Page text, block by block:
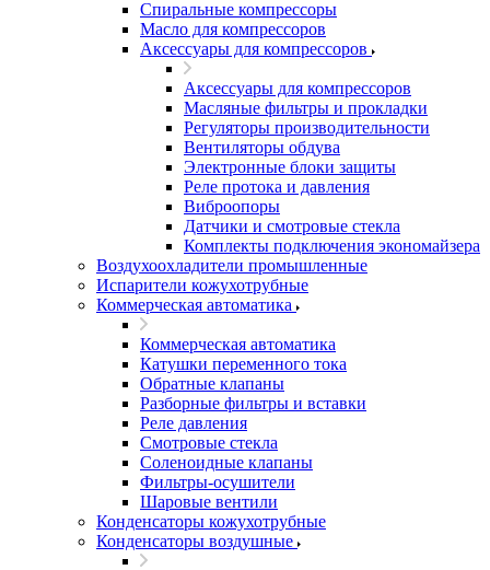
Спиральные компрессоры
Масло для компрессоров
Аксессуары для компрессоров
Аксессуары для компрессоров
Масляные фильтры и прокладки
Регуляторы производительности
Вентиляторы обдува
Электронные блоки защиты
Реле протока и давления
Виброопоры
Датчики и смотровые стекла
Комплекты подключения экономайзера
Воздухоохладители промышленные
Испарители кожухотрубные
Коммерческая автоматика
Коммерческая автоматика
Катушки переменного тока
Обратные клапаны
Разборные фильтры и вставки
Реле давления
Смотровые стекла
Соленоидные клапаны
Фильтры-осушители
Шаровые вентили
Конденсаторы кожухотрубные
Конденсаторы воздушные